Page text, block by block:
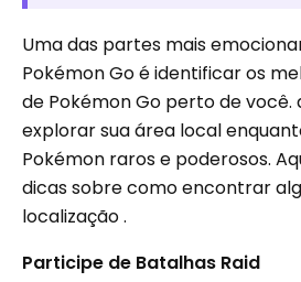
Uma das partes mais
Pokémon Go é identificar os
de Pokémon Go perto de você.
explorar sua área local
Pokémon raros e poderosos.
dicas sobre como encontrar
localização .
Participe de Batalhas Raid